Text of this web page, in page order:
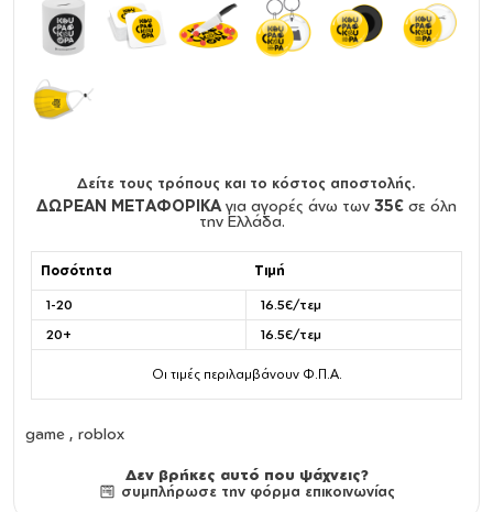
Δείτε τους τρόπους και το κόστος αποστολής.
ΔΩΡΕΑΝ ΜΕΤΑΦΟΡΙΚΑ για αγορές άνω των 35€ σε όλη
την Ελλάδα.
Ποσότητα Τιμή
1-20
16.5€/τεμ
20+
16.5€/τεμ
Οι τιμές περιλαμβάνουν Φ.Π.Α.
game , roblox
Δεν βρήκες αυτό που ψάχνεις?
συμπλήρωσε την φόρμα επικοινωνίας